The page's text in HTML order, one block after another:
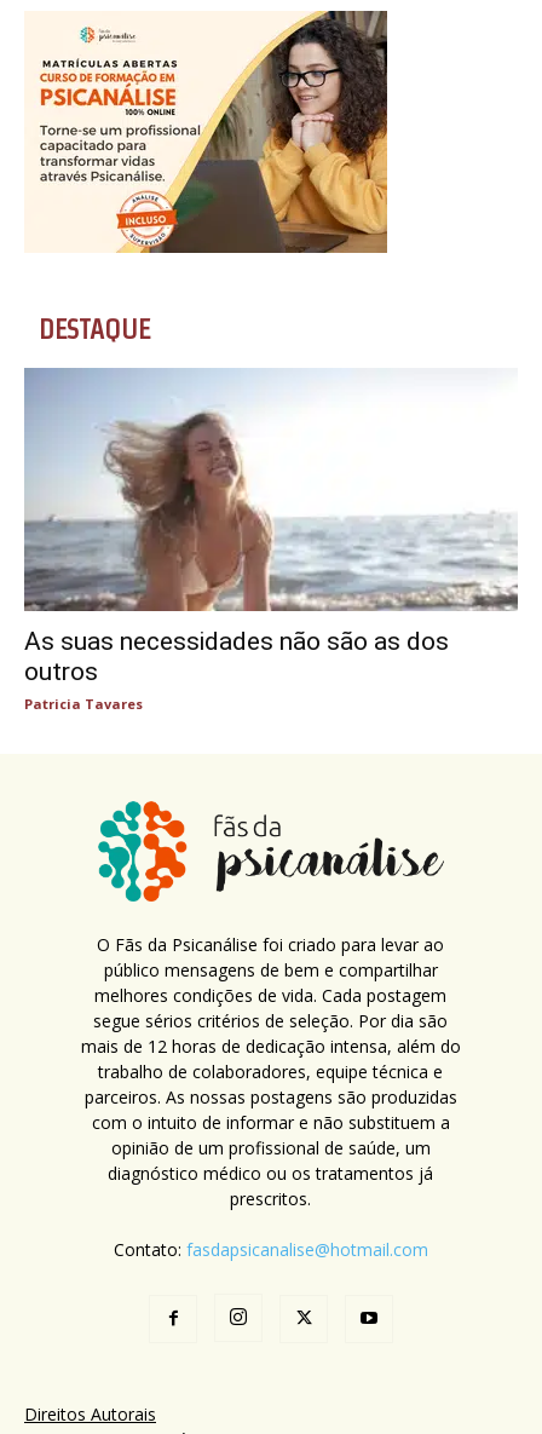
DESTAQUE
As suas necessidades não são as dos
outros
Patricia Tavares
O Fãs da Psicanálise foi criado para levar ao
público mensagens de bem e compartilhar
melhores condições de vida. Cada postagem
segue sérios critérios de seleção. Por dia são
mais de 12 horas de dedicação intensa, além do
trabalho de colaboradores, equipe técnica e
parceiros. As nossas postagens são produzidas
com o intuito de informar e não substituem a
opinião de um profissional de saúde, um
diagnóstico médico ou os tratamentos já
prescritos.
Contato: fasdapsicanalise@hotmail.com
Direitos Autorais